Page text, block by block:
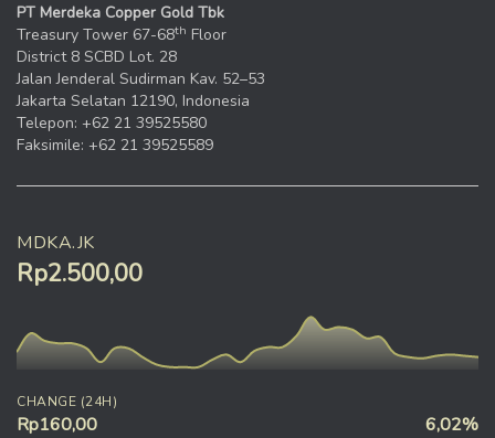
PT Merdeka Copper Gold Tbk
Treasury Tower 67-68th Floor
District 8 SCBD Lot. 28
Jalan Jenderal Sudirman Kav. 52–53
Jakarta Selatan 12190, Indonesia
Telepon: +62 21 39525580
Faksimile: +62 21 39525589
MDKA.JK
Rp2.500,00
CHANGE (24H)
Rp160,00 6,02%